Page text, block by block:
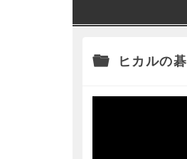
ヒカルの碁